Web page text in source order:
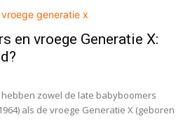
en vroege Generatie X:
zowel de late babyboomers
als de vroege Generatie X (geboren